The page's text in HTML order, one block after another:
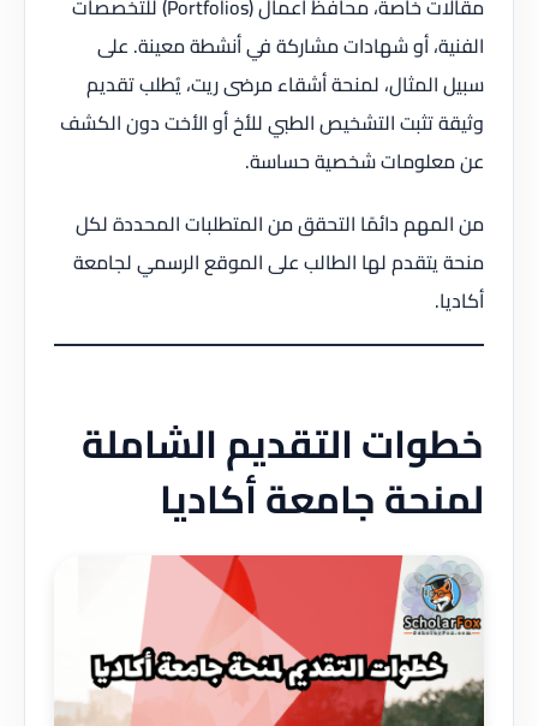
مقالات خاصة، محافظ أعمال (Portfolios) للتخصصات
الفنية، أو شهادات مشاركة في أنشطة معينة. على
سبيل المثال، لمنحة أشقاء مرضى ريت، يُطلب تقديم
وثيقة تثبت التشخيص الطبي للأخ أو الأخت دون الكشف
عن معلومات شخصية حساسة.
من المهم دائمًا التحقق من المتطلبات المحددة لكل
منحة يتقدم لها الطالب على الموقع الرسمي لجامعة
أكاديا.
خطوات التقديم الشاملة
لمنحة جامعة أكاديا